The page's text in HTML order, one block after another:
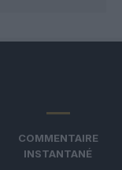
COMMENTAIRE
INSTANTANÉ